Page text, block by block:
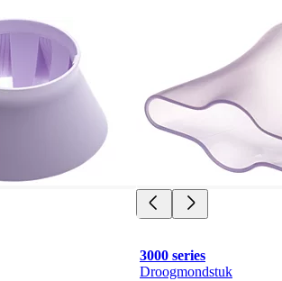
3000 series
Droogmondstuk